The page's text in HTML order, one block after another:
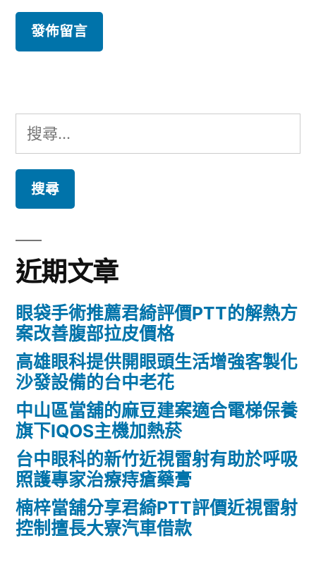
搜
尋
鍵
字:
近期文章
眼袋手術推薦君綺評價PTT的解熱方
案改善腹部拉皮價格
高雄眼科提供開眼頭生活增強客製化
沙發設備的台中老花
中山區當舖的麻豆建案適合電梯保養
旗下IQOS主機加熱菸
台中眼科的新竹近視雷射有助於呼吸
照護專家治療痔瘡藥膏
楠梓當舖分享君綺PTT評價近視雷射
控制擅長大寮汽車借款